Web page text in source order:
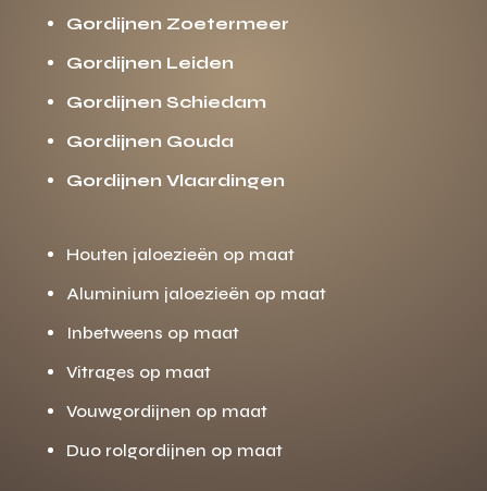
Gordijnen Zoetermeer
Gordijnen Leiden
Gordijnen Schiedam
Gordijnen Gouda
Gordijnen Vlaardingen
Houten jaloezieën op maat
Aluminium jaloezieën op maat
Inbetweens op maat
Vitrages op maat
Vouwgordijnen op maat
Duo rolgordijnen op maat